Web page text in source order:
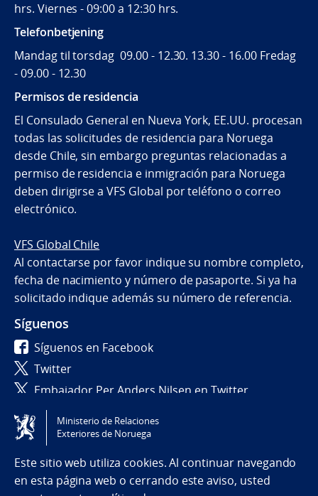
hrs. Viernes - 09:00 a 12:30 hrs.
Telefonbetjening
Mandag til torsdag 09.00 - 12.30. 13.30 - 16.00 Fredag
- 09.00 - 12.30
Permisos de residencia
El Consulado General en Nueva York, EE.UU. procesan
todas las solicitudes de residencia para Noruega
desde Chile, sin embargo preguntas relacionadas a
permiso de residencia e inmigración para Noruega
deben dirigirse a VFS Global por teléfono o correo
electrónico.
VFS Global Chile
Al contactarse por favor indique su nombre completo,
fecha de nacimiento y número de pasaporte. Si ya ha
solicitado indique además su número de referencia.
Síguenos
Síguenos en Facebook
Twitter
Embajador Per Anders Nilsen en Twitter
Tilgjengelighetserklæring / Accessibility statement
(NO)
Ministerio de Relaciones
Exteriores de Noruega
Este sitio web utiliza cookies. Al continuar navegando
en esta página web o cerrando este aviso, usted